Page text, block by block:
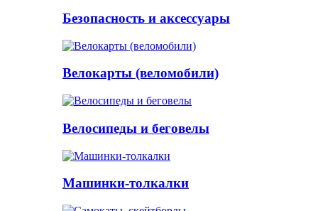
Безопасность и аксессуары
Велокарты (веломобили)
Велосипеды и беговелы
Машинки-толкалки